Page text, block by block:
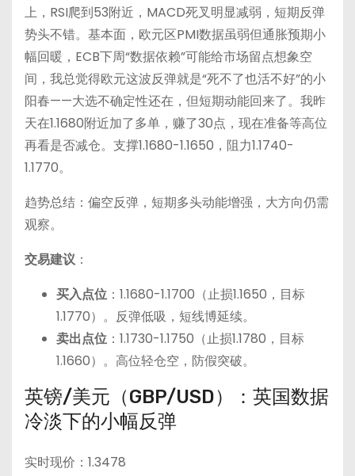
上，RSI爬到53附近，MACD死叉明显减弱，短期反弹
势头不错。基本面，欧元区PMI数据虽弱但通胀预期小
幅回暖，ECB下周“数据依赖”可能给市场留点想象空
间，我总觉得欧元这波反弹就是“死不了也活不好”的小
阳春——大选不确定性还在，但短期动能回来了。我昨
天在1.1680附近加了多单，赚了30点，现在准备等高位
再看是否减仓。支撑1.1680-1.1650，阻力1.1740-
1.1770。
趋势总结：偏空反弹，短期多头动能增强，大方向仍需
观察。
交易建议：
买入点位 ：1.1680-1.1700（止损1.1650，目标
1.1770）。反弹低吸，短线博延续。
卖出点位 ：1.1730-1.1750（止损1.1780，目标
1.1660）。高位轻仓空，防假突破。
英镑/美元（GBP/USD）：英国数据
冷淡下的小幅反弹
实时现价：1.3478